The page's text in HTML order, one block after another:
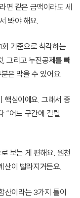
면 같은 금액이라도 세
봐야 해요.
기준으로 착각하는
그리고 누진공제를 빼
은 막을 수 있어요.
핵심이에요. 그래서 증
“어느 구간에 걸릴
보는 게 편해요. 원천
산이 빨라지거든요.
산이라는 3가지 틀이